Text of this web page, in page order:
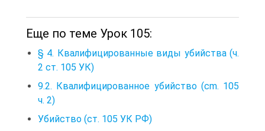
Еще по теме Урок 105:
§ 4. Квалифицированные виды убийства (ч.
2 ст. 105 УК)
9.2. Квалифицированное убийство (cm. 105
ч. 2)
Убийство (ст. 105 УК РФ)